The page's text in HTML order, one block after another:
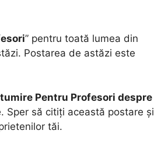
” pentru toată lumea din
Postarea de astăzi este
Pentru Profesori despre
Sper să citiți această postare și
tăi.